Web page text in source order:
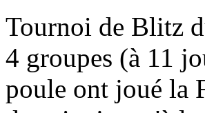
Tournoi de Blitz
4 groupes (à 11
poule ont joué la